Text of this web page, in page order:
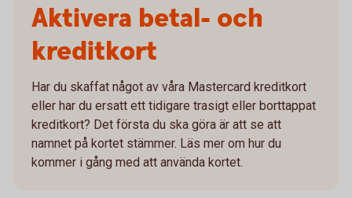
Aktivera betal- och
kreditkort
Har du skaffat något av våra Mastercard kreditkort
eller har du ersatt ett tidigare trasigt eller borttappat
kreditkort? Det första du ska göra är att se att
namnet på kortet stämmer. Läs mer om hur du
kommer i gång med att använda kortet.